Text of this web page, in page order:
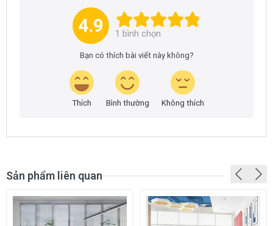
- Sử dụng sàn sàn quán bida, phòng tập gym
- Sử dụng trải sàn phòng ngủ, hành lang khách sạn
- Sử dụng trải sàn các công trình khác cần sử dụng
THÔNG SỐ KỸ THUẬT CỦA SẢN PHẨM THẢM
Cấu trúc sợi (Construction):
Chiều cao sợi (Pile Height):
3.5 mm (+/-5%)
4.9 1 bình chọn
Bạn có thích bài viết này không?
Thích Bình thường Không thích
Sản phẩm liên quan